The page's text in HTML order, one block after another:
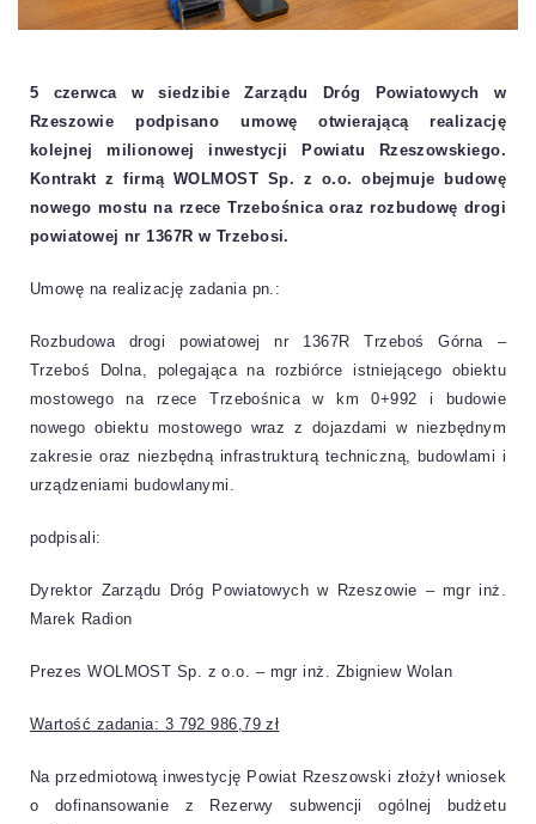
5 czerwca w siedzibie Zarządu Dróg Powiatowych w
Rzeszowie podpisano umowę otwierającą realizację
kolejnej milionowej inwestycji Powiatu Rzeszowskiego.
Kontrakt z firmą WOLMOST Sp. z o.o. obejmuje budowę
nowego mostu na rzece Trzebośnica oraz rozbudowę drogi
powiatowej nr 1367R w Trzebosi.
Umowę na realizację zadania pn.:
Rozbudowa drogi powiatowej nr 1367R Trzeboś Górna –
Trzeboś Dolna, polegająca na rozbiórce istniejącego obiektu
mostowego na rzece Trzebośnica w km 0+992 i budowie
nowego obiektu mostowego wraz z dojazdami w niezbędnym
zakresie oraz niezbędną infrastrukturą techniczną, budowlami i
urządzeniami budowlanymi .
podpisali:
Dyrektor Zarządu Dróg Powiatowych w Rzeszowie – mgr inż.
Marek Radion
Prezes WOLMOST Sp. z o.o. – mgr inż. Zbigniew Wolan
Wartość zadania: 3 792 986,79 zł
Na przedmiotową inwestycję Powiat Rzeszowski złożył wniosek
o dofinansowanie z Rezerwy subwencji ogólnej budżetu